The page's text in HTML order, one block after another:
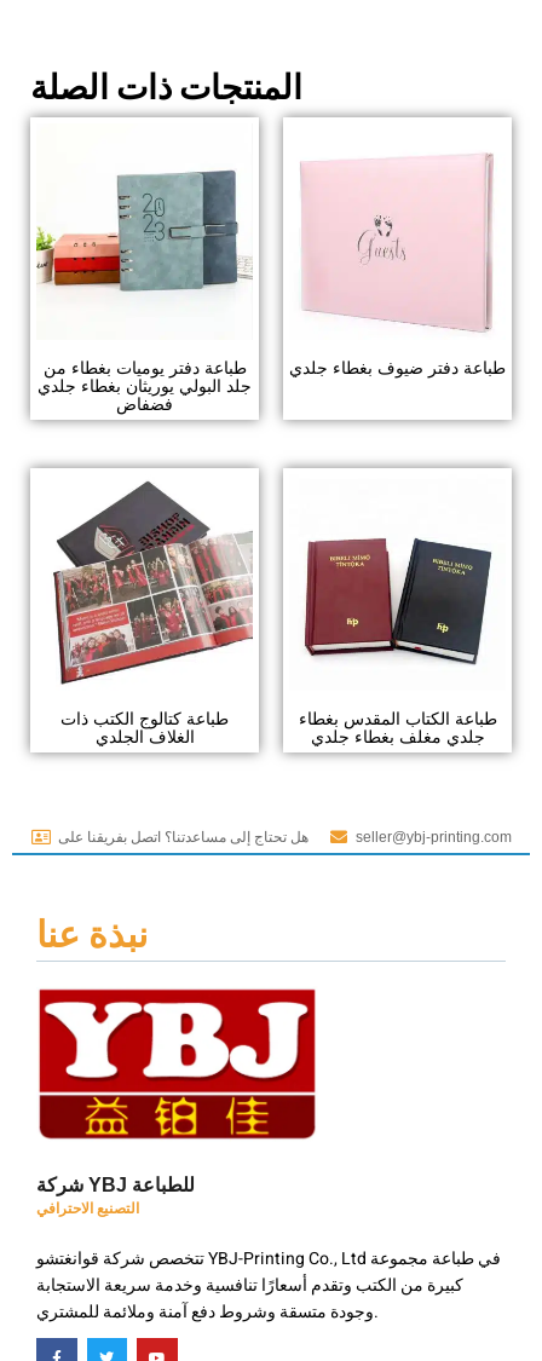
المنتجات ذات الصلة
طباعة دفتر يوميات بغطاء من
جلد البولي يوريثان بغطاء جلدي
فضفاض
طباعة دفتر ضيوف بغطاء جلدي
طباعة كتالوج الكتب ذات
الغلاف الجلدي
طباعة الكتاب المقدس بغطاء
جلدي مغلف بغطاء جلدي
هل تحتاج إلى مساعدتنا؟ اتصل بفريقنا على seller@ybj-printing.com
نبذة عنا
شركة YBJ للطباعة
التصنيع الاحترافي
تتخصص شركة قوانغتشو YBJ-Printing Co., Ltd في طباعة مجموعة
كبيرة من الكتب وتقدم أسعارًا تنافسية وخدمة سريعة الاستجابة
وجودة متسقة وشروط دفع آمنة وملائمة للمشتري.